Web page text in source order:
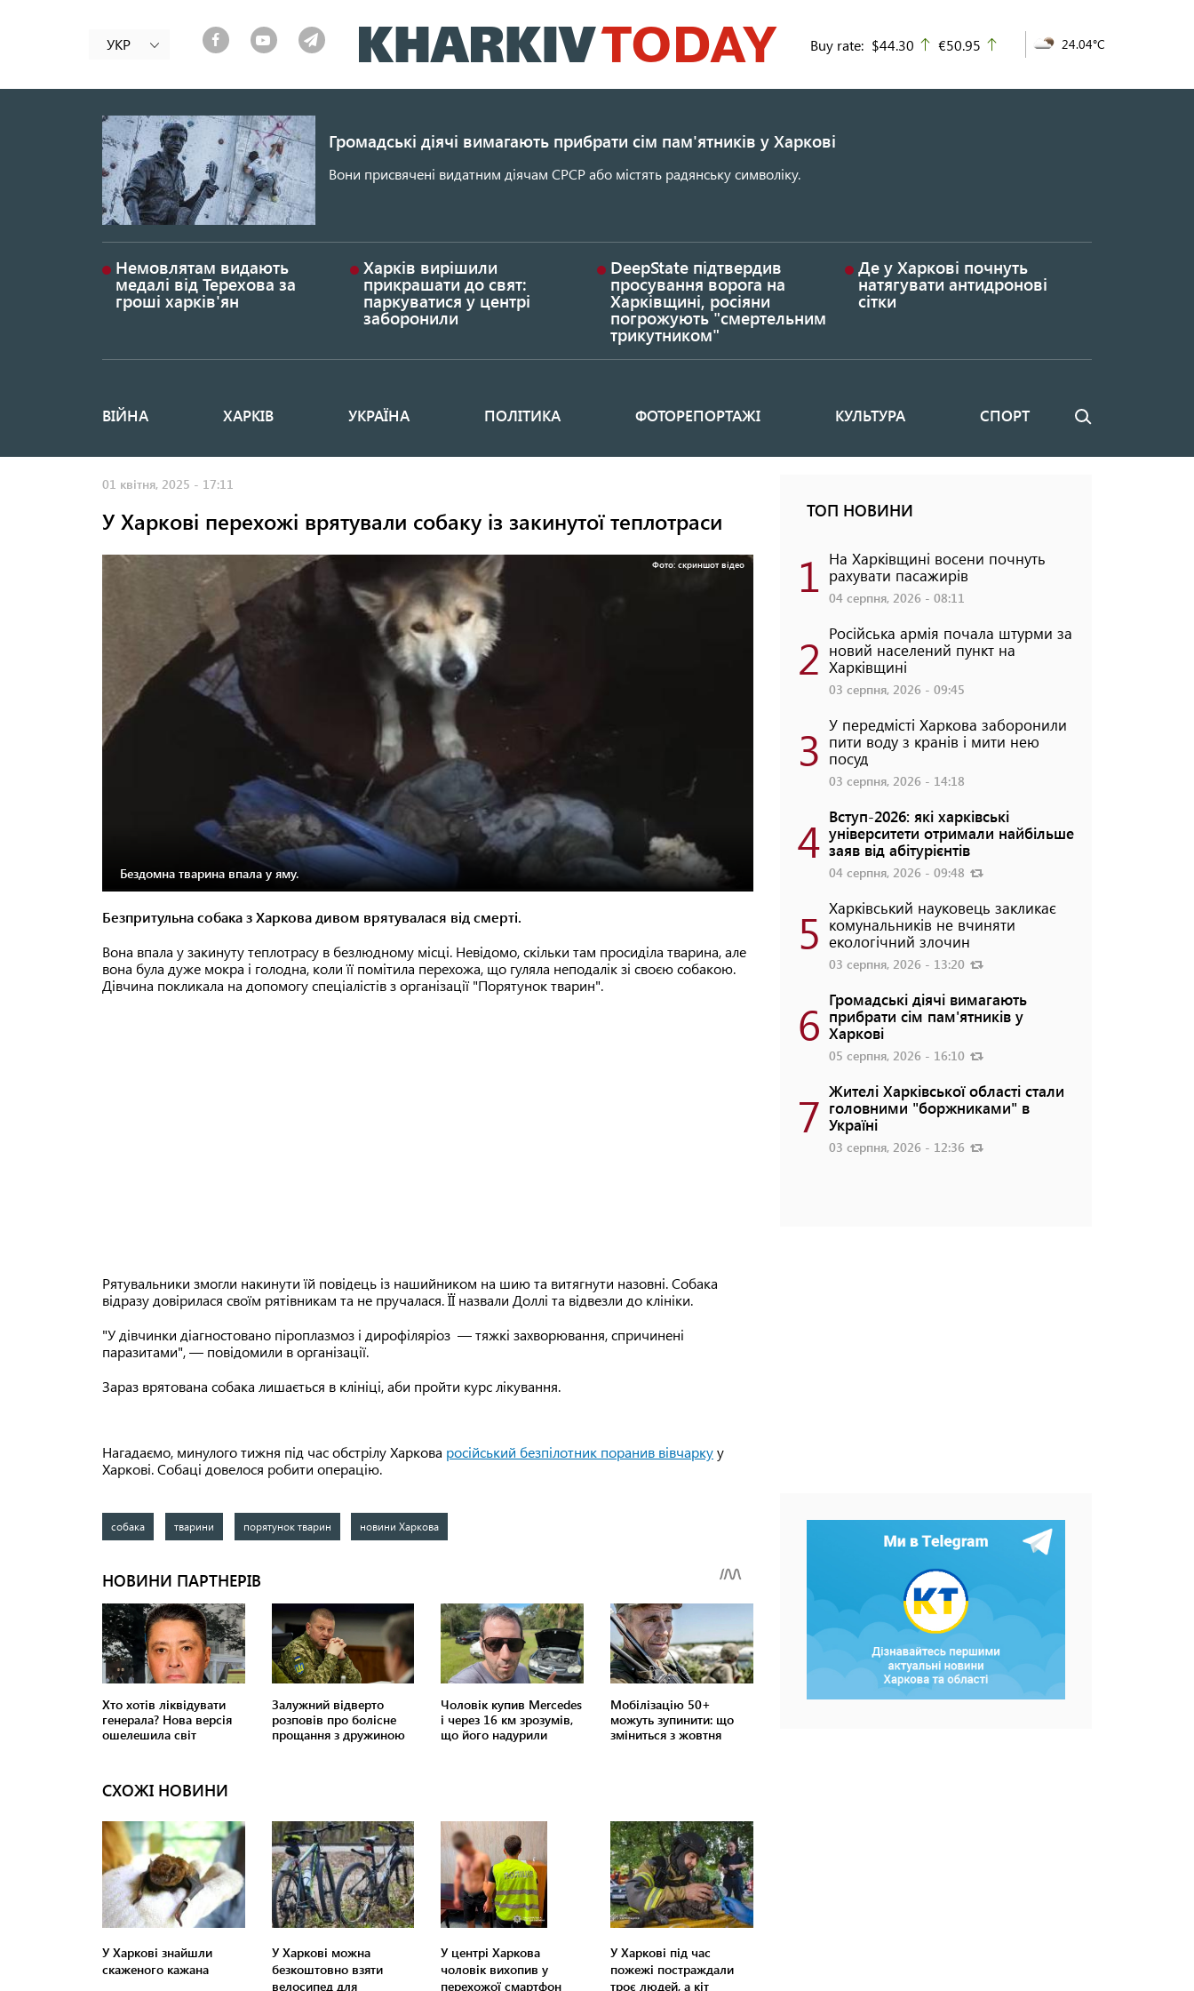
до
основного
УКР Buy rate: $44.30 up
€50.95 24.04°C
Громадські діячі вимагають прибрати сім пам'ятників у Харкові
Вони присвячені видатним діячам СРСР або містять радянську символіку.
Немовлятам видають
медалі від Терехова за
гроші харків'ян
Харків вирішили
прикрашати до свят:
паркуватися у центрі
заборонили
DeepState підтвердив
просування ворога на
Харківщині, росіяни
погрожують "смертельним
трикутником"
Де у Харкові почнуть
натягувати антидронові
сітки
Основная
ВІЙНА ХАРКІВ УКРАЇНА ПОЛІТИКА ФОТОРЕПОРТАЖІ КУЛЬТУРА СПОРТ Пошук
01 квітня, 2025 - 17:11
У Харкові перехожі врятували собаку із закинутої теплотраси
Фото: скриншот відео
Бездомна тварина впала у яму.
Безпритульна собака з Харкова дивом врятувалася від смерті.
Вона впала у закинуту теплотрасу в безлюдному місці. Невідомо, скільки там просиділа тварина, але
вона була дуже мокра і голодна, коли її помітила перехожа, що гуляла неподалік зі своєю собакою.
Дівчина покликала на допомогу спеціалістів з організації "Порятунок тварин".
Рятувальники змогли накинути їй повідець із нашийником на шию та витягнути назовні. Собака
відразу довірилася своїм рятівникам та не пручалася. ЇЇ назвали Доллі та відвезли до клініки.
"У дівчинки діагностовано піроплазмоз і дирофіляріоз — тяжкі захворювання, спричинені
паразитами", — повідомили в організації.
Зараз врятована собака лишається в клініці, аби пройти курс лікування.
Нагадаємо, минулого тижня під час обстрілу Харкова російський безпілотник поранив вівчаркуу
Харкові. Собаці довелося робити операцію.
собака тварини порятунок тварин новини Харкова
СХОЖІ НОВИНИ
У Харкові знайшли
скаженого кажана
У Харкові можна
безкоштовно взяти
велосипед для
У центрі Харкова
чоловік вихопив у
перехожої смартфон
У Харкові під час
пожежі постраждали
троє людей, а кіт
ТОП НОВИНИ
1 На Харківщині восени почнуть
рахувати пасажирів
04 серпня, 2026 - 08:11
2 Російська армія почала штурми за
новий населений пункт на
Харківщині
03 серпня, 2026 - 09:45
3 У передмісті Харкова заборонили
пити воду з кранів і мити нею
посуд
03 серпня, 2026 - 14:18
4 Вступ-2026: які харківські
університети отримали найбільше
заяв від абітурієнтів
04 серпня, 2026 - 09:48
5 Харківський науковець закликає
комунальників не вчиняти
екологічний злочин
03 серпня, 2026 - 13:20
6 Громадські діячі вимагають
прибрати сім пам'ятників у
Харкові
05 серпня, 2026 - 16:10
7 Жителі Харківської області стали
головними "боржниками" в
Україні
03 серпня, 2026 - 12:36